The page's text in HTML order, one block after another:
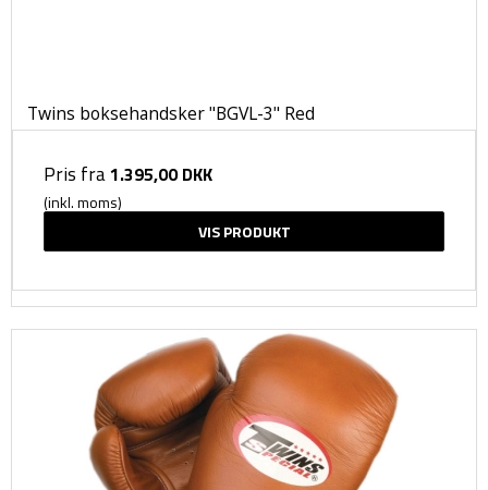
Twins boksehandsker "BGVL-3" Red
Pris fra1.395,00 DKK
(inkl. moms)
VIS PRODUKT